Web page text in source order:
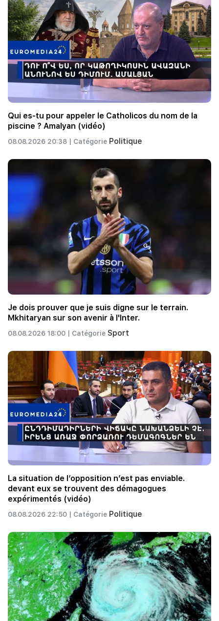
Qui es-tu pour appeler le Catholicos du nom de la
piscine ? Amalyan (vidéo)
08.08.2026 20:38 | Catégorie Politique
Je dois prouver que je suis digne sur le terrain.
Mkhitaryan sur son avenir à l'Inter.
08.08.2026 18:00 | Catégorie Sport
La situation de l’opposition n’est pas enviable.
devant eux se trouvent des démagogues
expérimentés (vidéo)
08.08.2026 22:50 | Catégorie Politique